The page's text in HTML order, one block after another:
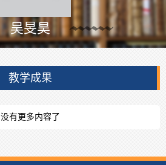
吴旻昊
教学成果
没有更多内容了